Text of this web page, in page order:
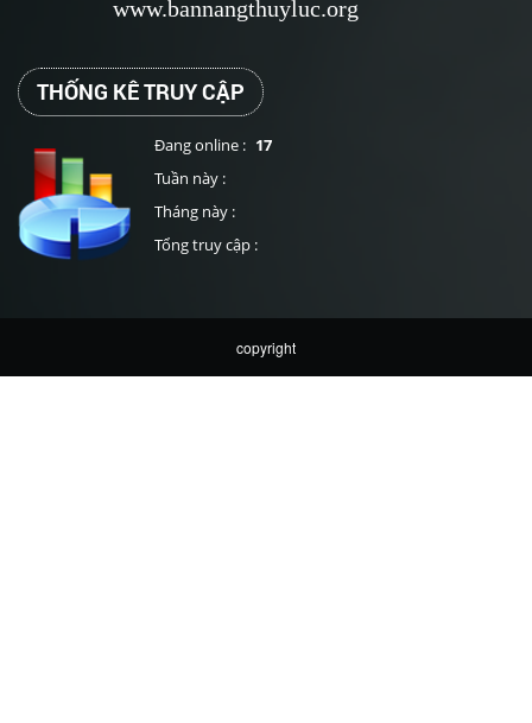
www.bannangthuyluc.org
THỐNG KÊ TRUY CẬP
Đang online : 17
Tuần này :
Tháng này :
Tổng truy cập :
copyright